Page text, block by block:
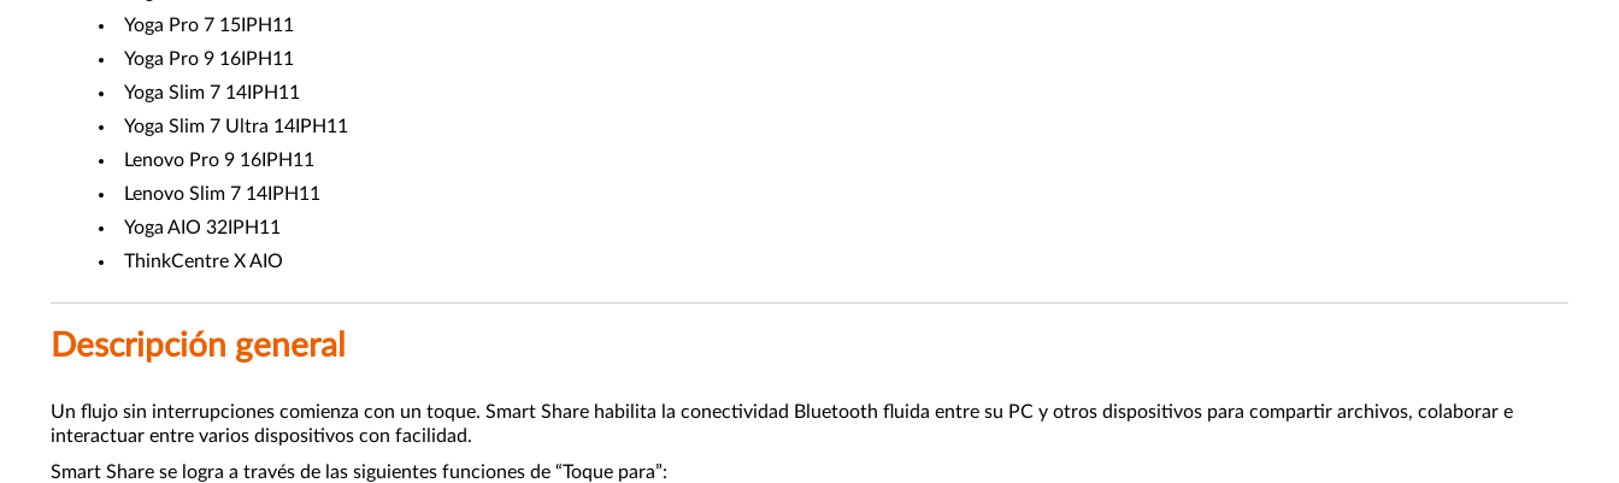
Yoga Pro 7 15IPH11
Yoga Pro 9 16IPH11
Yoga Slim 7 14IPH11
Yoga Slim 7 Ultra 14IPH11
Lenovo Pro 9 16IPH11
Lenovo Slim 7 14IPH11
Yoga AIO 32IPH11
ThinkCentre X AIO
Descripción general
Un flujo sin interrupciones comienza con un toque. Smart Share habilita la conectividad Bluetooth fluida entre su PC y otros dispositivos para compartir archivos, colaborar e
interactuar entre varios dispositivos con facilidad.
Smart Share se logra a través de las siguientes funciones de “Toque para”: